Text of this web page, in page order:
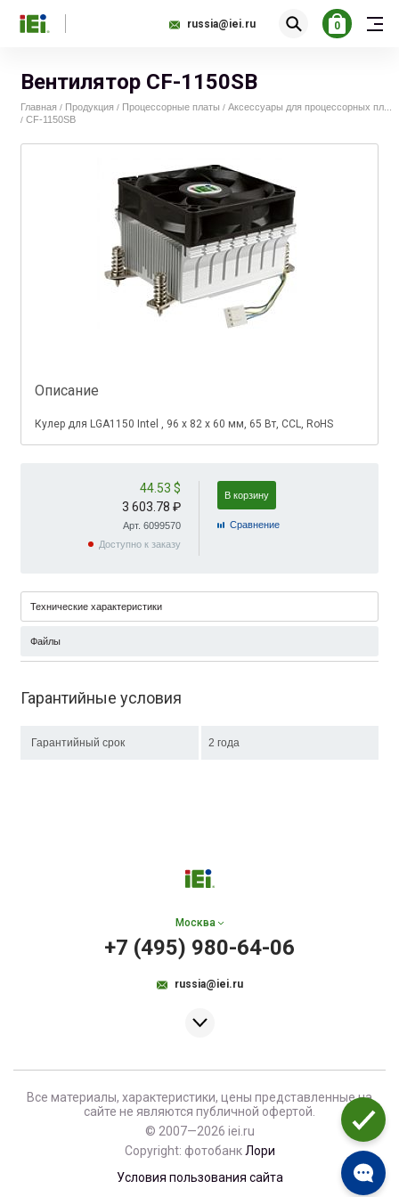
russia@iei.ru 0
Вентилятор CF-1150SB
Главная / Продукция / Процессорные платы / Аксессуары для процессорных пл...
/ CF-1150SB
Описание
Кулер для LGA1150 Intel , 96 х 82 х 60 мм, 65 Вт, CCL, RoHS
44.53 $
3 603.78 ₽
Арт. 6099570
Доступно к заказу
В корзину
Cравнение
Технические характеристики
Файлы
Гарантийные условия
Гарантийный срок 2 года
Москва
+7 (495) 980-64-06
russia@iei.ru
Все материалы, характеристики, цены представленные на
сайте не являются публичной офертой.
© 2007—2026 iei.ru
Copyright: фотобанк Лори
Условия пользования сайта